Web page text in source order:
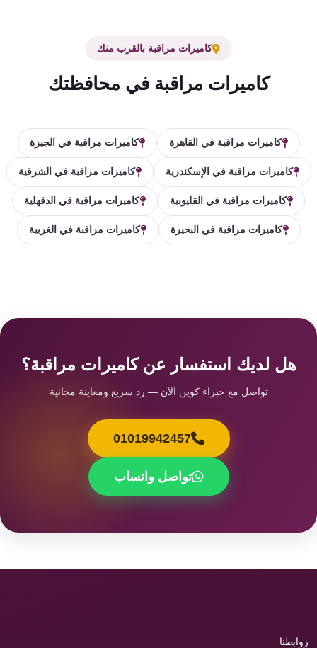
كاميرات مراقبة بالقرب منك
كاميرات مراقبة في محافظتك
كاميرات مراقبة في القاهرة كاميرات مراقبة في الجيزة
كاميرات مراقبة في الإسكندرية كاميرات مراقبة في الشرقية
كاميرات مراقبة في القليوبية كاميرات مراقبة في الدقهلية
كاميرات مراقبة في البحيرة كاميرات مراقبة في الغربية
هل لديك استفسار عن كاميرات مراقبة؟
تواصل مع خبراء كوين الآن — رد سريع ومعاينة مجانية
01019942457
تواصل واتساب
روابطنا